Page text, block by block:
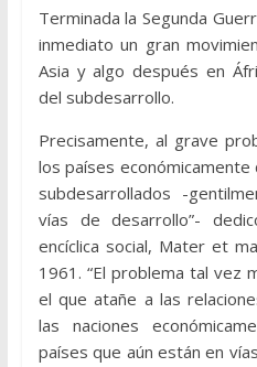
Terminada la Segunda
inmediato un gran
Asia y algo después en
del subdesarrollo.
Precisamente, al grave
los países
subdesarrollados -
vías de desarrollo”-
encíclica social, Mater et
1961. “El problema tal vez
el que atañe a las
las naciones
países que aún están en